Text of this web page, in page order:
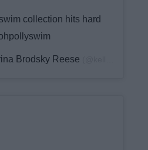
collection hits hard
Brodsky Reese